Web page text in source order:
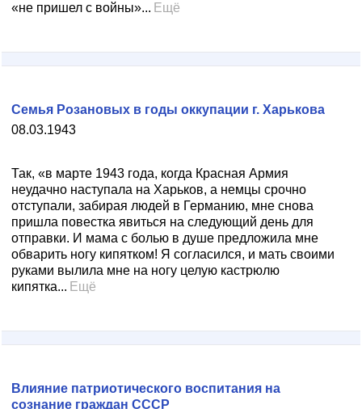
«не пришел с войны»... Ещё
08.03.1943
Семья Розановых в годы оккупации г. Харькова
Так, «в марте 1943 года, когда Красная Армия
неудачно наступала на Харьков, а немцы срочно
отступали, забирая людей в Германию, мне снова
пришла повестка явиться на следующий день для
отправки. И мама с болью в душе предложила мне
обварить ногу кипятком! Я согласился, и мать своими
руками вылила мне на ногу целую кастрюлю
кипятка... Ещё
Влияние патриотического воспитания на
сознание граждан СССР